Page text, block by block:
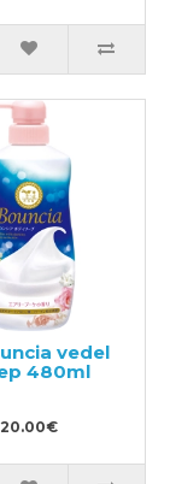
vedel
480ml
20.00€